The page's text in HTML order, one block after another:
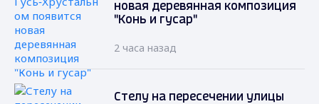
новая деревянная композиция
"Конь и гусар"
2 часа назад
Стелу на пересечении улицы